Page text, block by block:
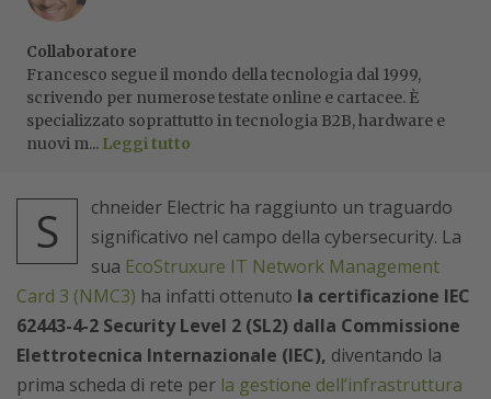
Collaboratore
Francesco segue il mondo della tecnologia dal 1999,
scrivendo per numerose testate online e cartacee. È
specializzato soprattutto in tecnologia B2B, hardware e
nuovi m... Leggi tutto
S
chneider Electric ha raggiunto un traguardo
significativo nel campo della cybersecurity. La
sua EcoStruxure IT Network Management
Card 3 (NMC3) ha infatti ottenuto la certificazione IEC
62443-4-2 Security Level 2 (SL2) dalla Commissione
Elettrotecnica Internazionale (IEC), diventando la
prima scheda di rete per la gestione dell’infrastruttura